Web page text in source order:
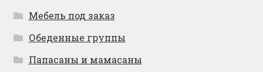
Мебель под заказ
Обеденные группы
Папасаны и мамасаны